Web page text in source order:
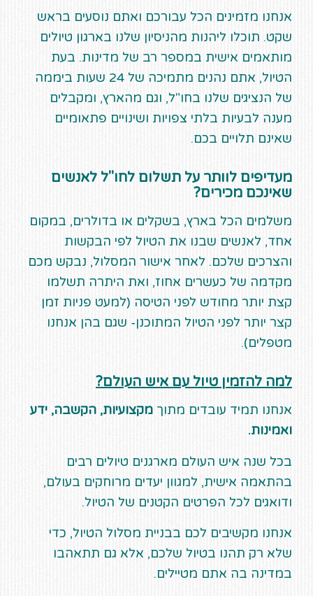
אנחנו מזמינים הכל עבורכם ואתם נוסעים בראש
שקט. תוכלו ליהנות מהניסיון שלנו בארגון טיולים
מותאמים אישית במספר רב של מדינות. בעת
הטיול, אתם נהנים מתמיכה של 24 שעות ביממה
של הנציגים שלנו בחו"ל, וגם מהארץ, ומקבלים
מענה לבעיות בלתי צפויות ושינויים פתאומיים
שאינם תלויים בכם.
מעדיפים לוותר על תשלום לחו"ל לאנשים
שאינכם מכירים?
משלמים הכל בארץ, בשקלים או בדולרים, במקום
אחד, לאנשים שבנו את הטיול לפי הבקשות
והצרכים שלכם. לאחר אישור המסלול, נבקש מכם
מקדמה של כעשרים אחוז, ואת היתרה תשלמו
קצת יותר מחודש לפני הטיסה (למעט פניות זמן
קצר יותר לפני הטיול המתוכנן- שגם בהן אנחנו
מטפלים).
למה להזמין טיול עם איש העולם?
אנחנו תמיד עובדים מתוך מקצועיות, הקשבה, ידע
ואמינות.
בכל שנה איש העולם מארגנים טיולים רבים
בהתאמה אישית, למגוון יעדים מרוחקים בעולם,
ודואגים לכל הפרטים הקטנים של הטיול.
אנחנו מקשיבים לכם בבניית מסלול הטיול, כדי
שלא רק תהנו בטיול שלכם, אלא גם תתאהבו
במדינה בה אתם מטיילים.